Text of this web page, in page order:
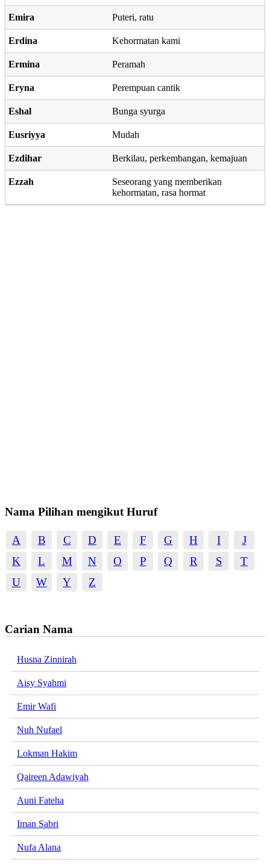
Emira Puteri, ratu
Erdina Kehormatan kami
Ermina Peramah
Eryna Perempuan cantik
Eshal Bunga syurga
Eusriyya Mudah
Ezdihar Berkilau, perkembangan, kemajuan
Ezzah
Seseorang yang memberikan
kehormatan, rasa hormat
Nama Pilihan mengikut Huruf
A B C D E F G H I
J
K
L M N O P Q R S
T
U
W Y Z
Carian Nama
Husna Zinnirah
Aisy Syahmi
Emir Wafi
Nuh Nufael
Lokman Hakim
Qaireen Adawiyah
Auni Fateha
Iman Sabri
Nufa Alana